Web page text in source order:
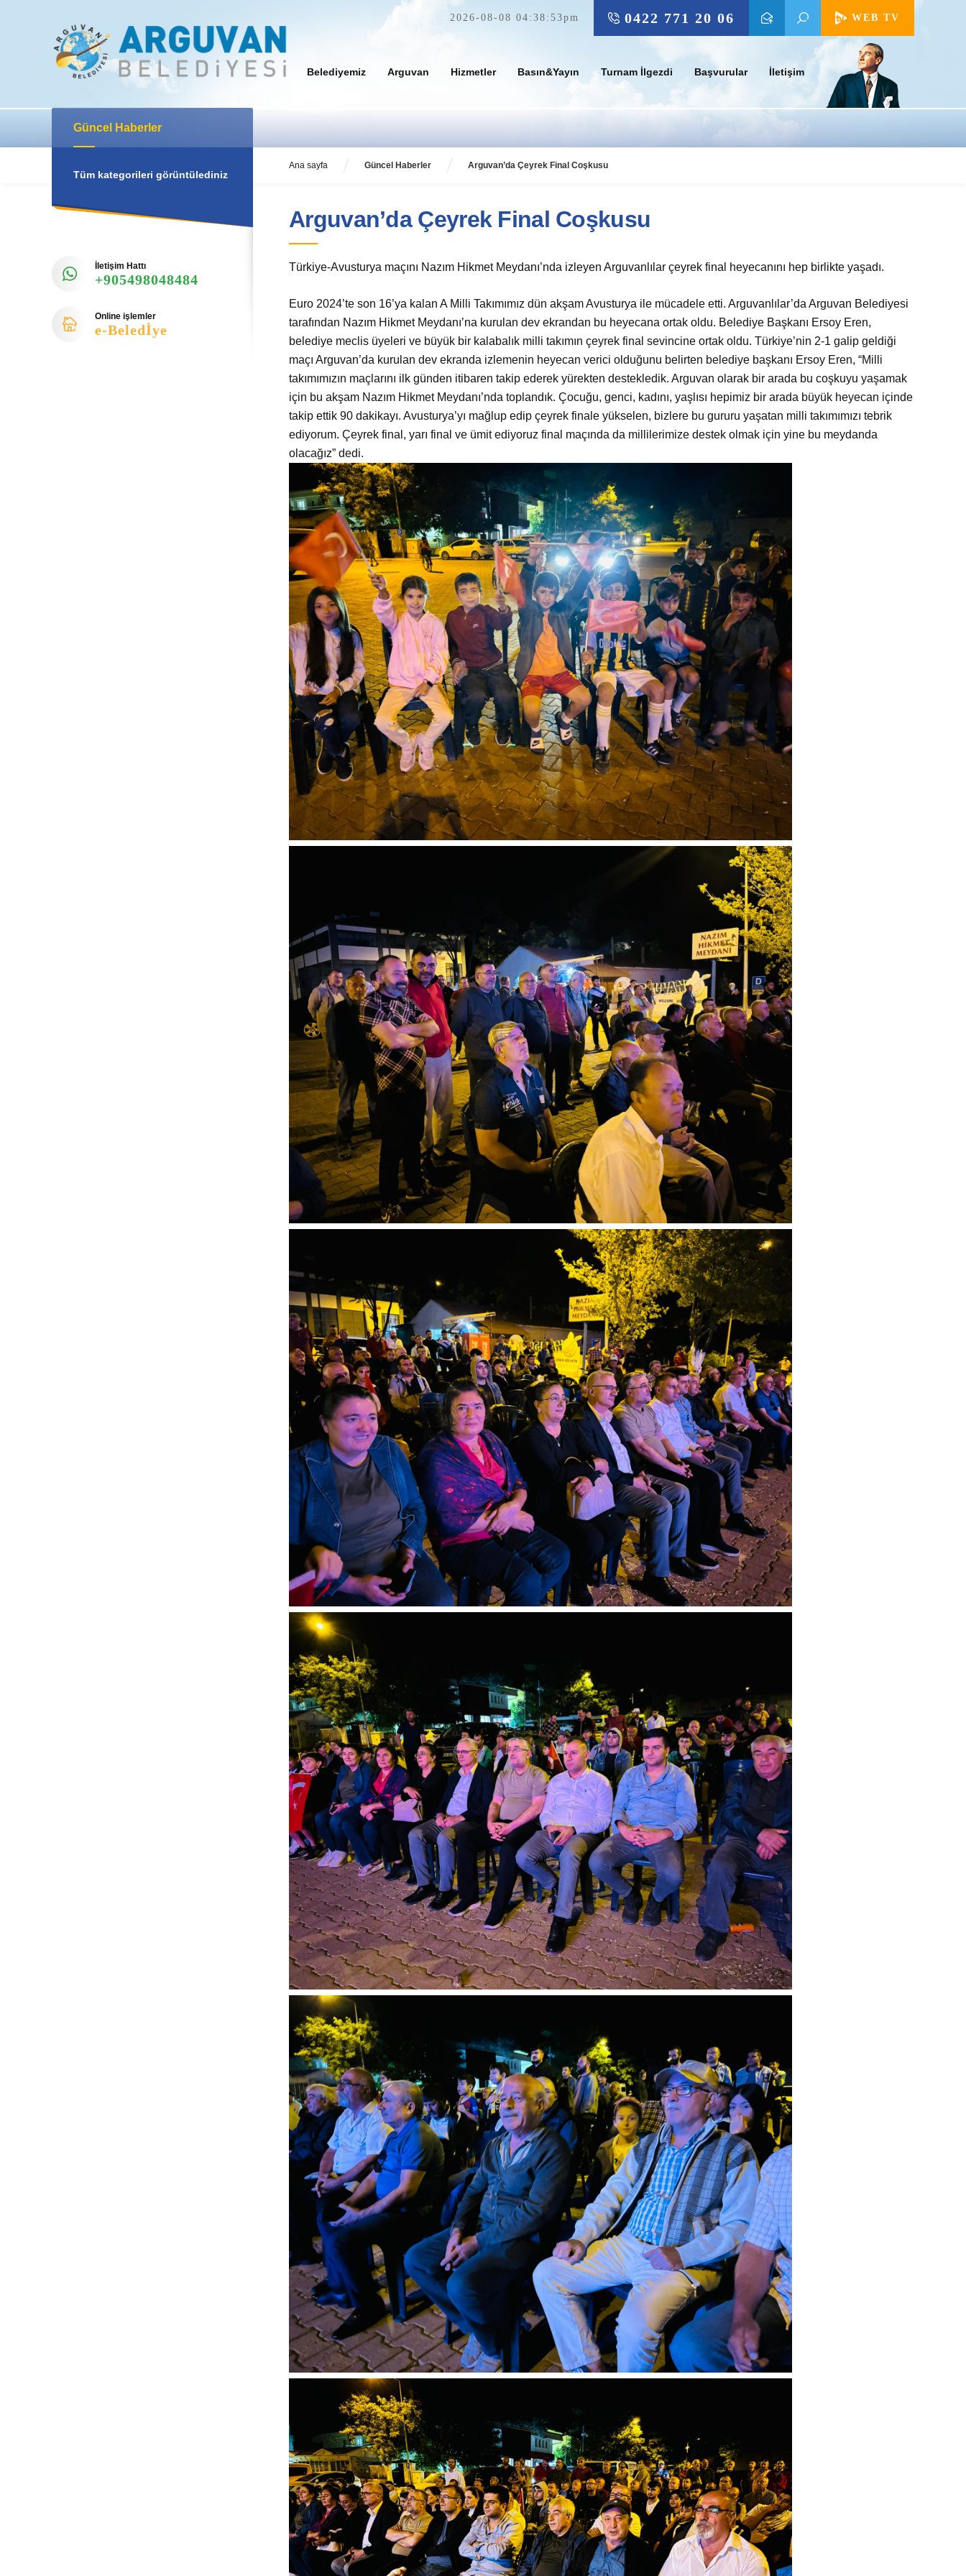
WEB TV
0422 771 20 06
2026-08-08 04:38:53pm
Belediyemiz Arguvan Hizmetler Basın&Yayın Turnam İlgezdi Başvurular İletişim
Ana sayfa Güncel Haberler Arguvan’da Çeyrek Final Coşkusu
Güncel Haberler
Tüm kategorileri görüntülediniz
İletişim Hattı
+905498048484
Online işlemler
e-Beledİye
Arguvan’da Çeyrek Final Coşkusu
Türkiye-Avusturya maçını Nazım Hikmet Meydanı’nda izleyen Arguvanlılar çeyrek final heyecanını hep birlikte yaşadı.
Euro 2024’te son 16’ya kalan A Milli Takımımız dün akşam Avusturya ile mücadele etti. Arguvanlılar’da Arguvan Belediyesi
tarafından Nazım Hikmet Meydanı’na kurulan dev ekrandan bu heyecana ortak oldu. Belediye Başkanı Ersoy Eren,
belediye meclis üyeleri ve büyük bir kalabalık milli takımın çeyrek final sevincine ortak oldu. Türkiye’nin 2-1 galip geldiği
maçı Arguvan’da kurulan dev ekranda izlemenin heyecan verici olduğunu belirten belediye başkanı Ersoy Eren, “Milli
takımımızın maçlarını ilk günden itibaren takip ederek yürekten destekledik. Arguvan olarak bir arada bu coşkuyu yaşamak
için bu akşam Nazım Hikmet Meydanı’nda toplandık. Çocuğu, genci, kadını, yaşlısı hepimiz bir arada büyük heyecan içinde
takip ettik 90 dakikayı. Avusturya’yı mağlup edip çeyrek finale yükselen, bizlere bu gururu yaşatan milli takımımızı tebrik
ediyorum. Çeyrek final, yarı final ve ümit ediyoruz final maçında da millilerimize destek olmak için yine bu meydanda
olacağız” dedi.